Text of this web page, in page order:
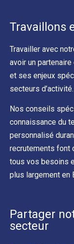
Travaillons
Travailler avec
avoir un
et ses enjeux
secteurs d’activité.
Nos conseils
connaissance du
personnalisé
recrutements font
tous vos besoins
plus largement en
Partager
secteur